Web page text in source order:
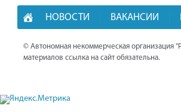
НОВОСТИ ВАКАНСИИ
© Автономная некоммерческая организация
материалов ссылка на сайт обязательна.